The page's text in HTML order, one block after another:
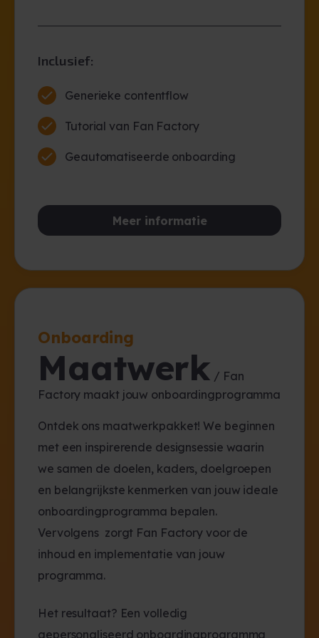
Inclusief:
Generieke contentflow
Tutorial van Fan Factory
Geautomatiseerde onboarding
Meer informatie
Onboarding
Maatwerk / Fan
Factory maakt jouw onboardingprogramma
Ontdek ons maatwerkpakket! We beginnen
met een inspirerende designsessie waarin
we samen de doelen, kaders, doelgroepen
en belangrijkste kenmerken van jouw ideale
onboardingprogramma bepalen.
Vervolgens zorgt Fan Factory voor de
inhoud en implementatie van jouw
programma.
Het resultaat? Een volledig
gepersonaliseerd onboardingprogramma